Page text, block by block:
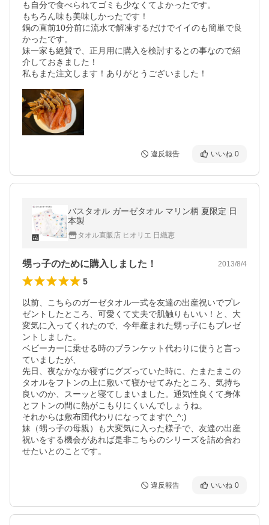
も自分で食べられてゴミも少なくてよかったです。
もちろん味も美味しかったです！
鍋の直前10分前に流水で解凍するだけでイイのも簡単で良
かったです。
妹一家も絶賛で、正月用に購入を検討するとの事なので紹
介しておきました！
私もまた注文します！ありがとうございました！
違反報告 いいね 0
バスタオル ガーゼタオル マリン柄 夏限定 日
本製
タオル直販店 ヒオリエ 日織恵
甥っ子のために購入しました！ 2013/8/4
5
以前、こちらのガーゼタオル一式を友達の出産祝いでプレ
ゼントしたところ、可愛くて丈夫で肌触りもいい！と、大
変気に入ってくれたので、今年産まれた甥っ子にもプレゼ
ントしました。
ベビーカーに乗せる時のブランケット代わりに使うと言っ
ていましたが、
先日、夜なかなか寝ずにグズっていた時に、たまたまこの
タオルをフトンの上に敷いて寝かせてみたところ、気持ち
良いのか、スーッと寝てしまいました。通気性良くて身体
とフトンの間に熱がこもりにくいんでしょうね。
それからは敷布団代わりになってます(^_^;)
妹（甥っ子の母親）も大変気に入った様子で、友達の出産
祝いをする機会があれば是非こちらのシリーズを詰め合わ
せたいとのことです。
違反報告 いいね 0